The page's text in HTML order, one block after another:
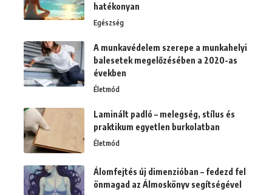
hatékonyan
Egészség
A munkavédelem szerepe a munkahelyi
balesetek megelőzésében a 2020-as
években
Életmód
Laminált padló – melegség, stílus és
praktikum egyetlen burkolatban
Életmód
Álomfejtés új dimenzióban – fedezd fel
önmagad az Álmoskönyv segítségével